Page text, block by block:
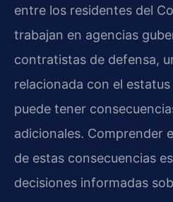
entre los residentes del
trabajan en agencias
contratistas de defensa,
relacionada con el
puede tener
adicionales. Comprender
de estas consecuencias
decisiones informadas